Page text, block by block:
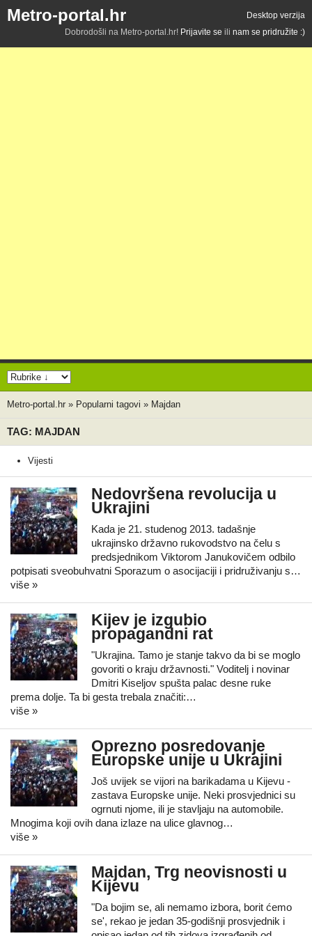
Metro-portal.hr
Desktop verzija
Dobrodošli na Metro-portal.hr! Prijavite se ili nam se pridružite :)
Metro-portal.hr » Popularni tagovi » Majdan
TAG: MAJDAN
Vijesti
Nedovršena revolucija u
Ukrajini
Kada je 21. studenog 2013. tadašnje
ukrajinsko državno rukovodstvo na čelu s
predsjednikom Viktorom Janukovičem odbilo
potpisati sveobuhvatni Sporazum o asocijaciji i pridruživanju s…
više »
Kijev je izgubio
propagandni rat
"Ukrajina. Tamo je stanje takvo da bi se moglo
govoriti o kraju državnosti." Voditelj i novinar
Dmitri Kiseljov spušta palac desne ruke
prema dolje. Ta bi gesta trebala značiti:…
više »
Oprezno posredovanje
Europske unije u Ukrajini
Još uvijek se vijori na barikadama u Kijevu -
zastava Europske unije. Neki prosvjednici su
ogrnuti njome, ili je stavljaju na automobile.
Mnogima koji ovih dana izlaze na ulice glavnog…
više »
Majdan, Trg neovisnosti u
Kijevu
"Da bojim se, ali nemamo izbora, borit ćemo
se', rekao je jedan 35-godišnji prosvjednik i